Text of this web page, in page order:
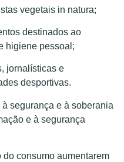
vegetais in natura;
destinados ao
higiene pessoal;
jornalísticas e
desportivas.
segurança e à soberania
e à segurança
do consumo aumentarem